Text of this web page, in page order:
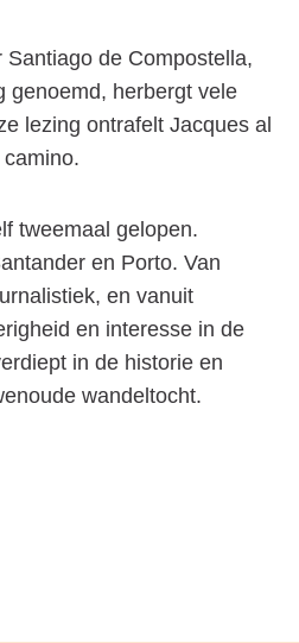
de Compostella,
genoemd, herbergt vele
lezing ontrafelt Jacques al
tweemaal gelopen.
en Porto. Van
en vanuit
en interesse in de
in de historie en
wandeltocht.